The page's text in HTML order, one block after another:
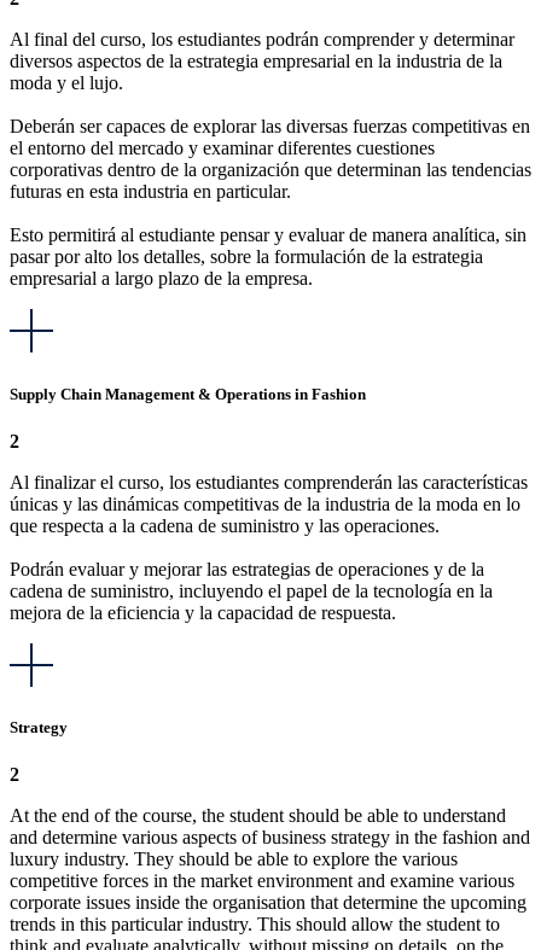
Al final del curso, los estudiantes podrán comprender y determinar
diversos aspectos de la estrategia empresarial en la industria de la
moda y el lujo.
Deberán ser capaces de explorar las diversas fuerzas competitivas en
el entorno del mercado y examinar diferentes cuestiones
corporativas dentro de la organización que determinan las tendencias
futuras en esta industria en particular.
Esto permitirá al estudiante pensar y evaluar de manera analítica, sin
pasar por alto los detalles, sobre la formulación de la estrategia
empresarial a largo plazo de la empresa.
Supply Chain Management & Operations in Fashion
2
Al finalizar el curso, los estudiantes comprenderán las características
únicas y las dinámicas competitivas de la industria de la moda en lo
que respecta a la cadena de suministro y las operaciones.
Podrán evaluar y mejorar las estrategias de operaciones y de la
cadena de suministro, incluyendo el papel de la tecnología en la
mejora de la eficiencia y la capacidad de respuesta.
Strategy
2
At the end of the course, the student should be able to understand
and determine various aspects of business strategy in the fashion and
luxury industry. They should be able to explore the various
competitive forces in the market environment and examine various
corporate issues inside the organisation that determine the upcoming
trends in this particular industry. This should allow the student to
think and evaluate analytically, without missing on details, on the